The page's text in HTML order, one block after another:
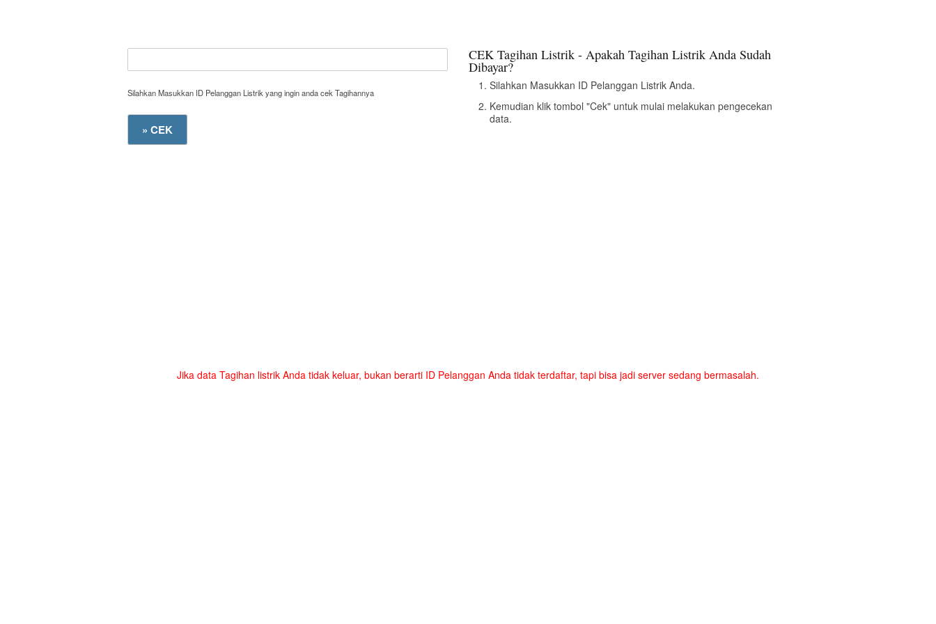
Silahkan Masukkan ID Pelanggan Listrik yang ingin anda cek Tagihannya
CEK Tagihan Listrik - Apakah Tagihan Listrik Anda Sudah
Dibayar?
Silahkan Masukkan ID Pelanggan Listrik Anda.
Kemudian klik tombol "Cek" untuk mulai melakukan pengecekan
data.
Jika data Tagihan listrik Anda tidak keluar, bukan berarti ID Pelanggan Anda tidak terdaftar, tapi bisa jadi server sedang bermasalah.